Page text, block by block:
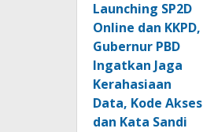
Launching SP2D
Online dan KKPD,
Gubernur PBD
Ingatkan Jaga
Kerahasiaan
Data, Kode Akses
dan Kata Sandi